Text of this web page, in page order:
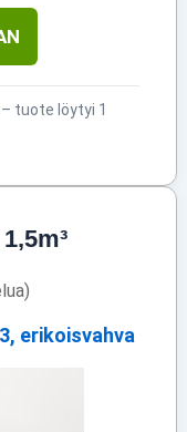
tuote löytyi 1
erikoisvahva